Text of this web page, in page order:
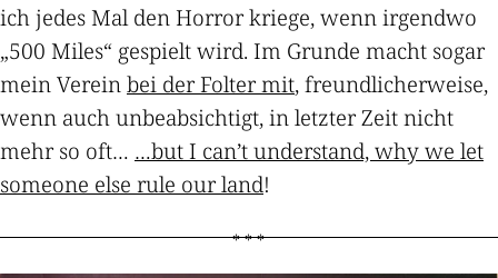
ich jedes Mal den Horror kriege, wenn irgendwo
„500 Miles“ gespielt wird. Im Grunde macht sogar
mein Vereinbei der Folter mit, freundlicherweise,
wenn auch unbeabsichtigt, in letzter Zeit nicht
mehr so oft… …but I can’t understand, why we let
someone else rule our land!